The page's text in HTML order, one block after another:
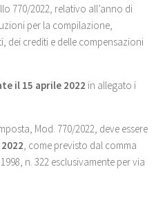
770/2022, relativo all’anno di
per la compilazione,
dei crediti e delle compensazioni
il 15 aprile 2022 in allegato i
Mod. 770/2022, deve essere
, come previsto dal comma
n. 322 esclusivamente per via